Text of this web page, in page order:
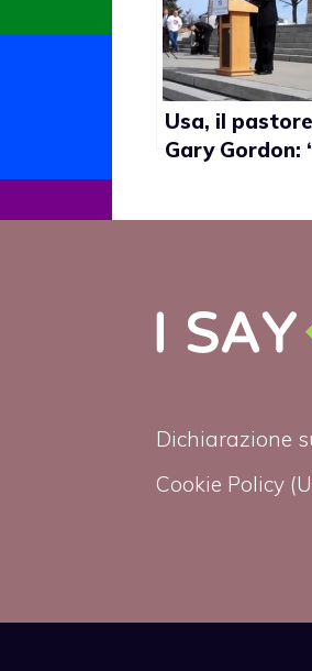
Usa, il pastore
Gary Gordon:
Dichiarazione
Cookie Policy